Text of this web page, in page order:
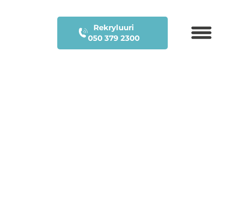
Rekryluuri
050 379 2300